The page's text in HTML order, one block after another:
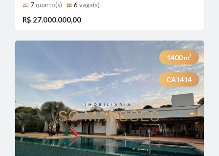
7 quarto(s) 6 vaga(s)
R$ 27.000.000,00
1400m²
CA1414